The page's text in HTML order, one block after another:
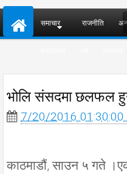
समाचार राजनीति
भोलि संसदमा छलफल
7/20/2016 01:30:00
काठमाडौं, साउन ५ गते